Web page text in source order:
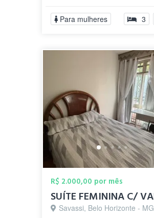
✨ O co...
Para mulheres 3
R$ 2.000,00 por mês
Savassi, Belo Horizonte - MG